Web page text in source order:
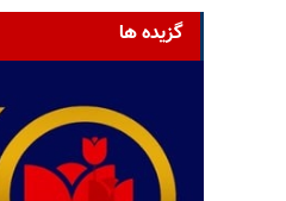
گزیده ها